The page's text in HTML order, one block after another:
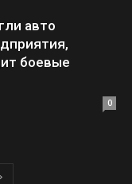
авто
боевые
0